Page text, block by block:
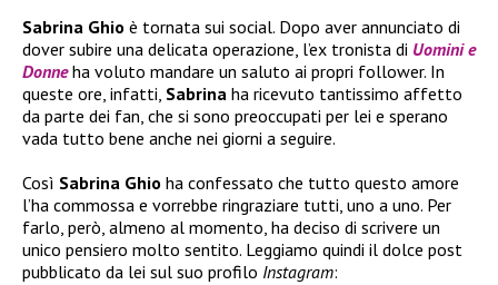
Sabrina Ghio è tornata sui social. Dopo aver annunciato di
dover subire una delicata operazione, l’ex tronista di Uomini e
Donneha voluto mandare un saluto ai propri follower. In
queste ore, infatti, Sabrina ha ricevuto tantissimo affetto
da parte dei fan, che si sono preoccupati per lei e sperano
vada tutto bene anche nei giorni a seguire.
Così Sabrina Ghio ha confessato che tutto questo amore
l’ha commossa e vorrebbe ringraziare tutti, uno a uno. Per
farlo, però, almeno al momento, ha deciso di scrivere un
unico pensiero molto sentito. Leggiamo quindi il dolce post
pubblicato da lei sul suo profilo Instagram: